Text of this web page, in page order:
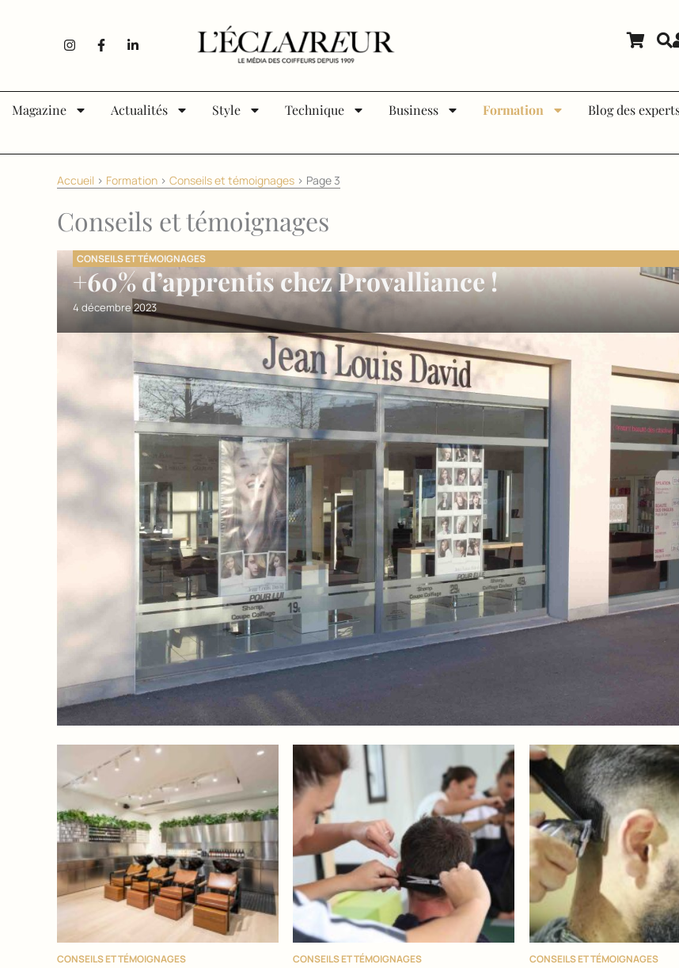
I
n
a
F
a
b
f
L
i
e
i
i
Magazine Actualités Style Technique Business Formation Blog des
Accueil > Formation > Conseils et témoignages > Page 3
Conseils et témoignages
CONSEILS ET TÉMOIGNAGES
+60% d’apprentis chez Provalliance !
4 décembre 2023
CONSEILS ET TÉMOIGNAGES CONSEILS ET TÉMOIGNAGES CONSEILS ET TÉMOIGNAGES